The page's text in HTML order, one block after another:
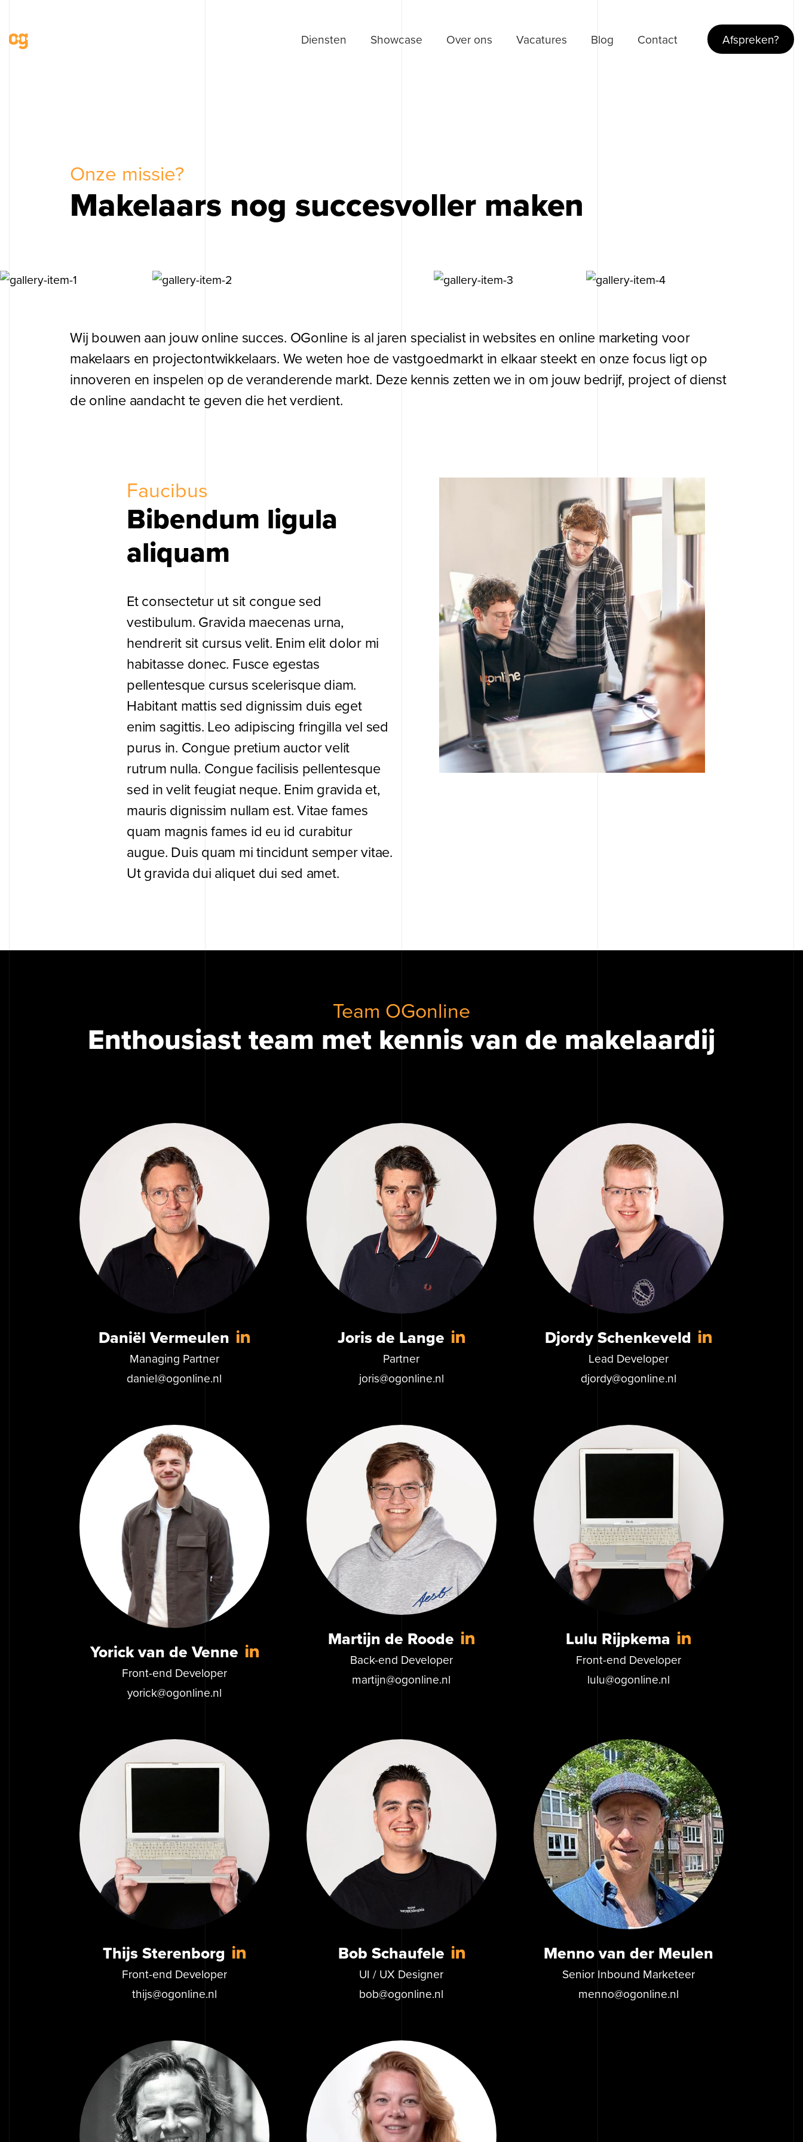
Diensten Showcase Over ons Vacatures Blog Contact Afspreken?
Onze missie?
Makelaars nog succesvoller maken
Wij bouwen aan jouw online succes. OGonline is al jaren specialist in websites en online marketing voor
makelaars en projectontwikkelaars. We weten hoe de vastgoedmarkt in elkaar steekt en onze focus ligt op
innoveren en inspelen op de veranderende markt. Deze kennis zetten we in om jouw bedrijf, project of dienst
de online aandacht te geven die het verdient.
Faucibus
Bibendum ligula
aliquam
Et consectetur ut sit congue sed
vestibulum. Gravida maecenas urna,
hendrerit sit cursus velit. Enim elit dolor mi
habitasse donec. Fusce egestas
pellentesque cursus scelerisque diam.
Habitant mattis sed dignissim duis eget
enim sagittis. Leo adipiscing fringilla vel sed
purus in. Congue pretium auctor velit
rutrum nulla. Congue facilisis pellentesque
sed in velit feugiat neque. Enim gravida et,
mauris dignissim nullam est. Vitae fames
quam magnis fames id eu id curabitur
augue. Duis quam mi tincidunt semper vitae.
Ut gravida dui aliquet dui sed amet.
Team OGonline
Enthousiast team met kennis van de makelaardij
Daniël Vermeulen
Managing Partner
daniel@ogonline.nl
Joris de Lange
Partner
joris@ogonline.nl
Djordy Schenkeveld
Lead Developer
djordy@ogonline.nl
Yorick van de Venne
Front-end Developer
yorick@ogonline.nl
Martijn de Roode
Back-end Developer
martijn@ogonline.nl
Lulu Rijpkema
Front-end Developer
lulu@ogonline.nl
Thijs Sterenborg
Front-end Developer
thijs@ogonline.nl
Bob Schaufele
UI / UX Designer
bob@ogonline.nl
Menno van der Meulen
Senior Inbound Marketeer
menno@ogonline.nl